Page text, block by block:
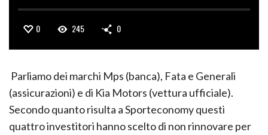
0 245 0
Parliamo dei marchi Mps (banca), Fata e Generali
(assicurazioni) e di Kia Motors (vettura ufficiale).
Secondo quanto risulta a Sporteconomy questi
quattro investitori hanno scelto di non rinnovare per